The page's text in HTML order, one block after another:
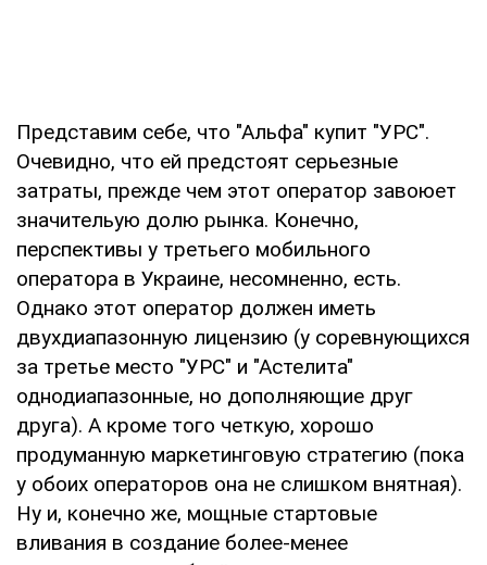
Представим себе, что "Альфа" купит "УРС".
Очевидно, что ей предстоят серьезные
затраты, прежде чем этот оператор завоюет
значительую долю рынка. Конечно,
перспективы у третьего мобильного
оператора в Украине, несомненно, есть.
Однако этот оператор должен иметь
двухдиапазонную лицензию (у соревнующихся
за третье место "УРС" и "Астелита"
однодиапазонные, но дополняющие друг
друга). А кроме того четкую, хорошо
продуманную маркетинговую стратегию (пока
у обоих операторов она не слишком внятная).
Ну и, конечно же, мощные стартовые
вливания в создание более-менее